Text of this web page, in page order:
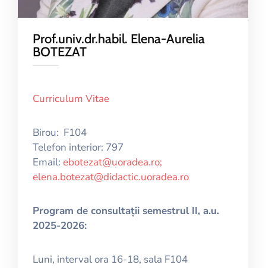
Prof.univ.dr.habil. Elena-Aurelia
BOTEZAT
Curriculum Vitae
Birou: F104
Telefon interior: 797
Email: ebotezat@uoradea.ro;
elena.botezat@didactic.uoradea.ro
Program de consultații semestrul II, a.u.
2025-2026:
Luni, interval ora 16-18, sala F104